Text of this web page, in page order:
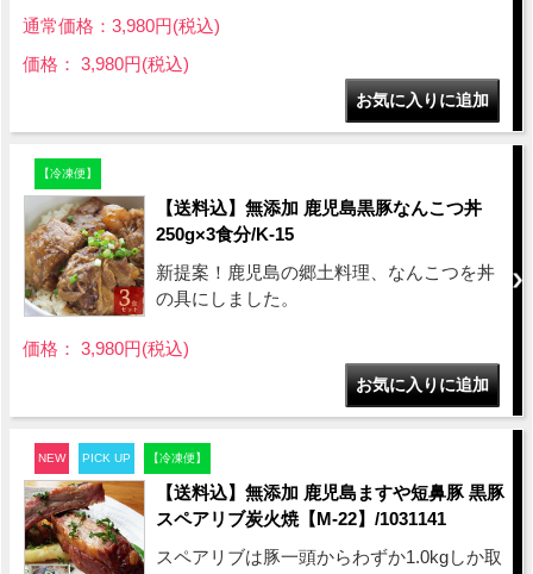
通常価格：3,980円(税込)
価格： 3,980円(税込)
【冷凍便】
【送料込】無添加 鹿児島黒豚なんこつ丼
250g×3食分/K-15
新提案！鹿児島の郷土料理、なんこつを丼
の具にしました。
価格： 3,980円(税込)
NEW PICK UP 【冷凍便】
【送料込】無添加 鹿児島ますや短鼻豚 黒豚
スペアリブ炭火焼【M-22】/1031141
スペアリブは豚一頭からわずか1.0kgしか取